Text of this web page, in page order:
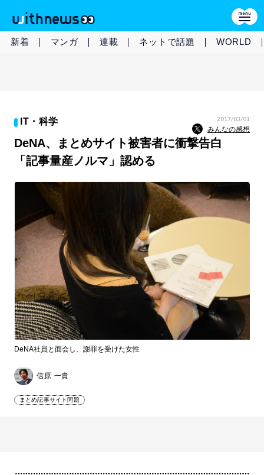
新着 マンガ 連載 ネットで話題 WORLD
IT・科学 2017/03/01
みんなの感想
DeNA、まとめサイト被害者に衝撃告白
「記事量産ノルマ」認める
DeNA社員と面会し、謝罪を受けた女性
信原 一貴
まとめ記事サイト問題